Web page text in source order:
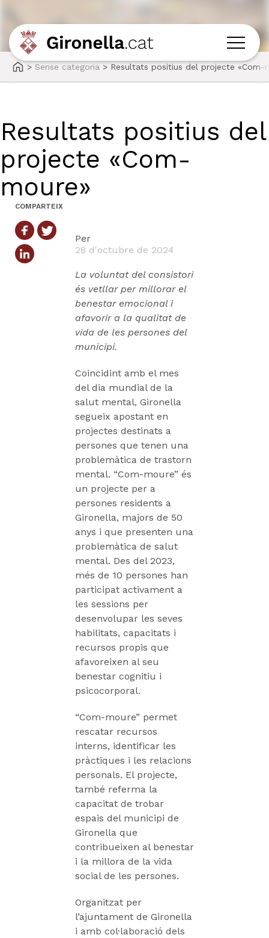
> Sense categoria > Resultats positius del projecte «Com-
Resultats positius del
projecte «Com-
moure»
COMPARTEIX
Per
28 d'octubre de 2024
La voluntat del consistori
és vetllar per millorar el
benestar emocional i
afavorir a la qualitat de
vida de les persones del
municipi.
Coincidint amb el mes
del dia mundial de la
salut mental, Gironella
segueix apostant en
projectes destinats a
persones que tenen una
problemàtica de trastorn
mental. “Com-moure” és
un projecte per a
persones residents a
Gironella, majors de 50
anys i que presenten una
problemàtica de salut
mental. Des del 2023,
més de 10 persones han
participat activament a
les sessions per
desenvolupar les seves
habilitats, capacitats i
recursos propis que
afavoreixen al seu
benestar cognitiu i
psicocorporal.
“Com-moure” permet
rescatar recursos
interns, identificar les
pràctiques i les relacions
personals. El projecte,
també referma la
capacitat de trobar
espais del municipi de
Gironella que
contribueixen al benestar
i la millora de la vida
social de les persones.
Organitzat per
l’ajuntament de Gironella
i amb col·laboració dels